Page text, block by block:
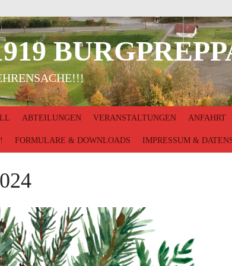
ABTEILUNGEN VERANSTALTUNGEN ANFAHRT
FORMULARE & DOWNLOADS IMPRESSUM &